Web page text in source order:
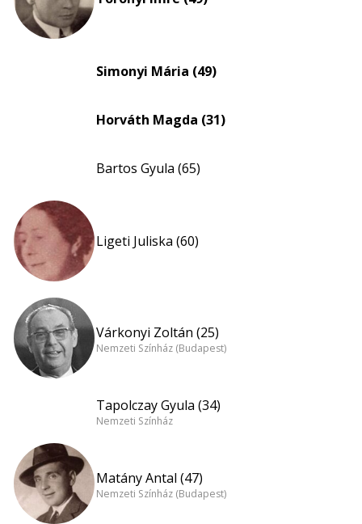
Simonyi Mária (49)
Horváth Magda (31)
Bartos Gyula (65)
Ligeti Juliska (60)
Várkonyi Zoltán (25)
Nemzeti Színház (Budapest)
Tapolczay Gyula (34)
Nemzeti Színház
Matány Antal (47)
Nemzeti Színház (Budapest)